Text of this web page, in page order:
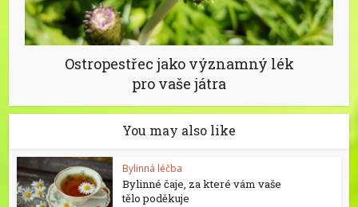
Ostropestřec jako významný lék
pro vaše játra
You may also like
Bylinná léčba
Bylinné čaje, za které vám vaše
tělo poděkuje